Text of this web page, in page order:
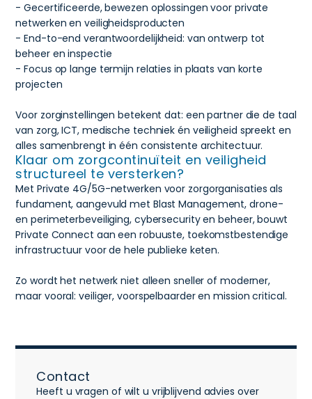
- Gecertificeerde, bewezen oplossingen voor private
netwerken en veiligheidsproducten
- End-to-end verantwoordelijkheid: van ontwerp tot
beheer en inspectie
- Focus op lange termijn relaties in plaats van korte
projecten
Voor zorginstellingen betekent dat: een partner die de taal
van zorg, ICT, medische techniek én veiligheid spreekt en
alles samenbrengt in één consistente architectuur.
Klaar om zorgcontinuïteit en veiligheid
structureel te versterken?
Met Private 4G/5G-netwerken voor zorgorganisaties als
fundament, aangevuld met Blast Management, drone-
en perimeterbeveiliging, cybersecurity en beheer, bouwt
Private Connect aan een robuuste, toekomstbestendige
infrastructuur voor de hele publieke keten.
Zo wordt het netwerk niet alleen sneller of moderner,
maar vooral: veiliger, voorspelbaarder en mission critical.
Contact
Heeft u vragen of wilt u vrijblijvend advies over